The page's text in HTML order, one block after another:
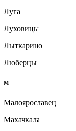
Луга
Луховицы
Лыткарино
Люберцы
М
Малоярославец
Махачкала